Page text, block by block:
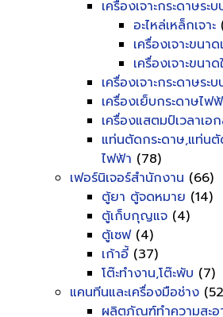
เครื่องเจาะกระดาษระ
อะไหล่เหล็กเจาะ
เครื่องเจาะขนา
เครื่องเจาะขนา
เครื่องเจาะกระดาษระ
เครื่องเย็บกระดาษไฟ
เครื่องแสตมป์เวลาเอ
แท่นตัดกระดาษ,แท่น
ไฟฟ้า (78)
เฟอร์นิเจอร์สำนักงาน (66)
ตู้ยา ตู้จดหมาย (14)
ตู้เก็บกุญแจ (4)
ตู้เซฟ(4)
เก้าอี้ (37)
โต๊ะทำงาน,โต๊ะพับ (7)
แคนทีนและเครื่องมือช่าง
ผลิตภัณฑ์ทำความสะอ